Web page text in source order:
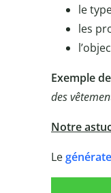
le
les
Exemple
des
Notre
Le